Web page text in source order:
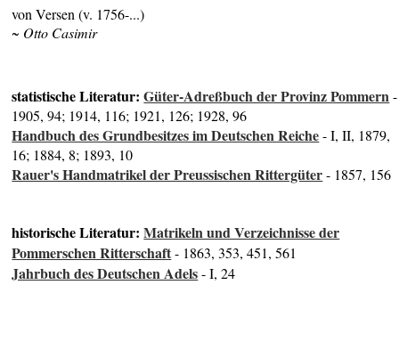
von Versen (v. 1756-...)
~ Otto Casimir
statistische Literatur:Güter-Adreßbuch der Provinz Pommern-
1905, 94; 1914, 116; 1921, 126; 1928, 96
Handbuch des Grundbesitzes im Deutschen Reiche- I, II, 1879,
16; 1884, 8; 1893, 10
Rauer's Handmatrikel der Preussischen Rittergüter- 1857, 156
historische Literatur:Matrikeln und Verzeichnisse der
Pommerschen Ritterschaft- 1863, 353, 451, 561
Jahrbuch des Deutschen Adels- I, 24